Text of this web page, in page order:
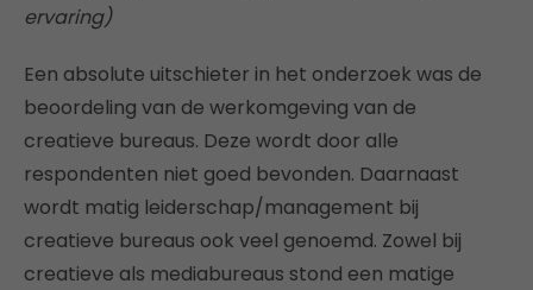
ervaring)
Een absolute uitschieter in het onderzoek was de
beoordeling van de werkomgeving van de
creatieve bureaus. Deze wordt door alle
respondenten niet goed bevonden. Daarnaast
wordt matig leiderschap/management bij
creatieve bureaus ook veel genoemd. Zowel bij
creatieve als mediabureaus stond een matige